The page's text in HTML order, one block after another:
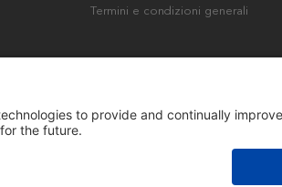
Termini e condizioni generali